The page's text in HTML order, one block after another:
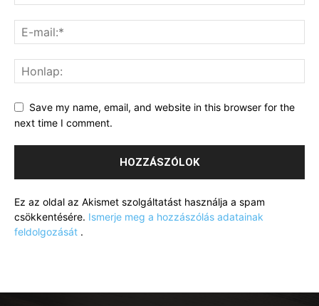
Save my name, email, and website in this browser for the
next time I comment.
Ez az oldal az Akismet szolgáltatást használja a spam
csökkentésére. Ismerje meg a hozzászólás adatainak
feldolgozását .